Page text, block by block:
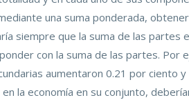
una suma ponderada,
siempre que la suma de las partes
con la suma de las partes.
aumentaron 0.21 por ciento
la economía en su conjunto,